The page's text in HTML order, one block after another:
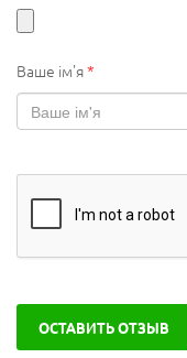
Ваше ім'я*
ОСТАВИТЬ ОТЗЫВ